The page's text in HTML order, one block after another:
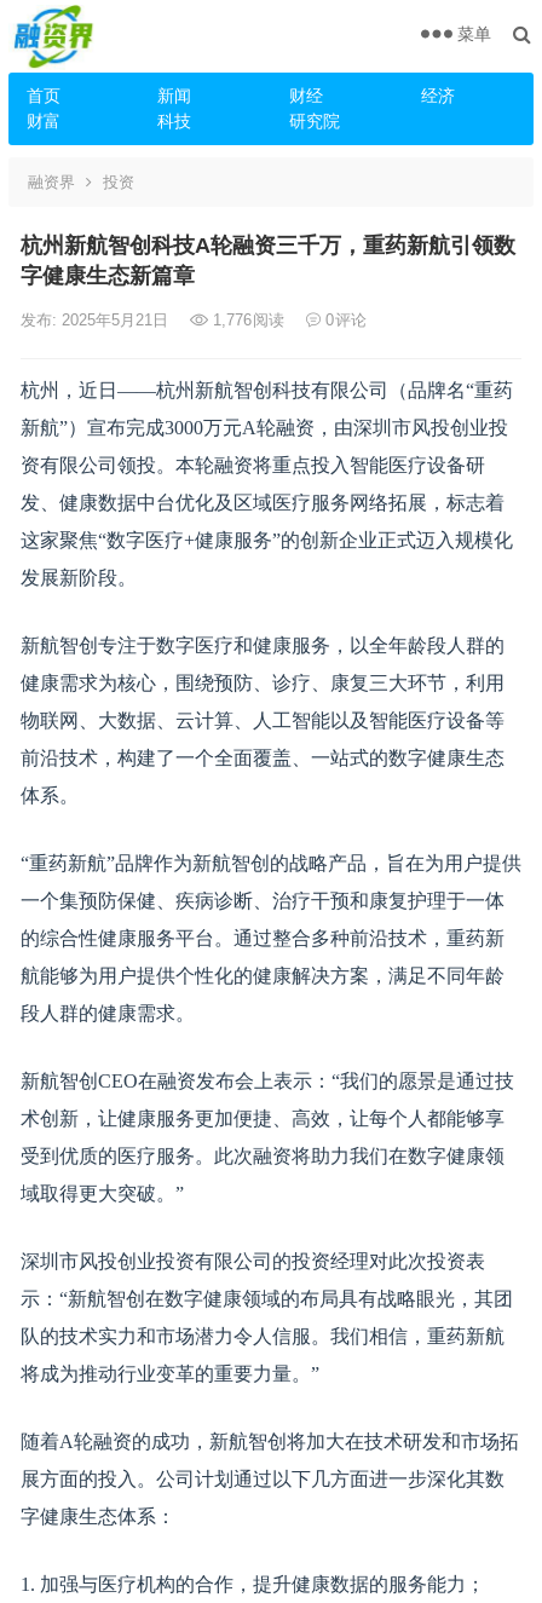
首页 新闻 财经
经济
财富
科技 研究院
菜单
融资界 投资
杭州新航智创科技A轮融资三千万，重药新航引领数
字健康生态新篇章
发布: 2025年5月21日 1,776阅读 0评论
杭州，近日——杭州新航智创科技有限公司（品牌名“重药
新航”）宣布完成3000万元A轮融资，由深圳市风投创业投
资有限公司领投。本轮融资将重点投入智能医疗设备研
发、健康数据中台优化及区域医疗服务网络拓展，标志着
这家聚焦“数字医疗+健康服务”的创新企业正式迈入规模化
发展新阶段。
新航智创专注于数字医疗和健康服务，以全年龄段人群的
健康需求为核心，围绕预防、诊疗、康复三大环节，利用
物联网、大数据、云计算、人工智能以及智能医疗设备等
前沿技术，构建了一个全面覆盖、一站式的数字健康生态
体系。
“重药新航”品牌作为新航智创的战略产品，旨在为用户提供
一个集预防保健、疾病诊断、治疗干预和康复护理于一体
的综合性健康服务平台。通过整合多种前沿技术，重药新
航能够为用户提供个性化的健康解决方案，满足不同年龄
段人群的健康需求。
新航智创CEO在融资发布会上表示：“我们的愿景是通过技
术创新，让健康服务更加便捷、高效，让每个人都能够享
受到优质的医疗服务。此次融资将助力我们在数字健康领
域取得更大突破。”
深圳市风投创业投资有限公司的投资经理对此次投资表
示：“新航智创在数字健康领域的布局具有战略眼光，其团
队的技术实力和市场潜力令人信服。我们相信，重药新航
将成为推动行业变革的重要力量。”
随着A轮融资的成功，新航智创将加大在技术研发和市场拓
展方面的投入。公司计划通过以下几方面进一步深化其数
字健康生态体系：
1. 加强与医疗机构的合作，提升健康数据的服务能力；